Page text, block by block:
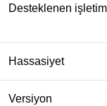
Desteklenen
Hassasiyet
Versiyon